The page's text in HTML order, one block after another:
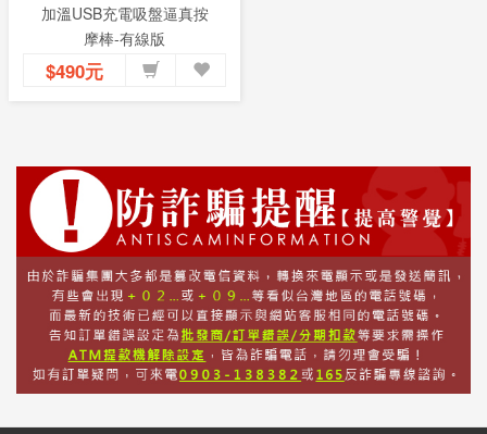
加溫USB充電吸盤逼真按
摩棒-有線版
$490元